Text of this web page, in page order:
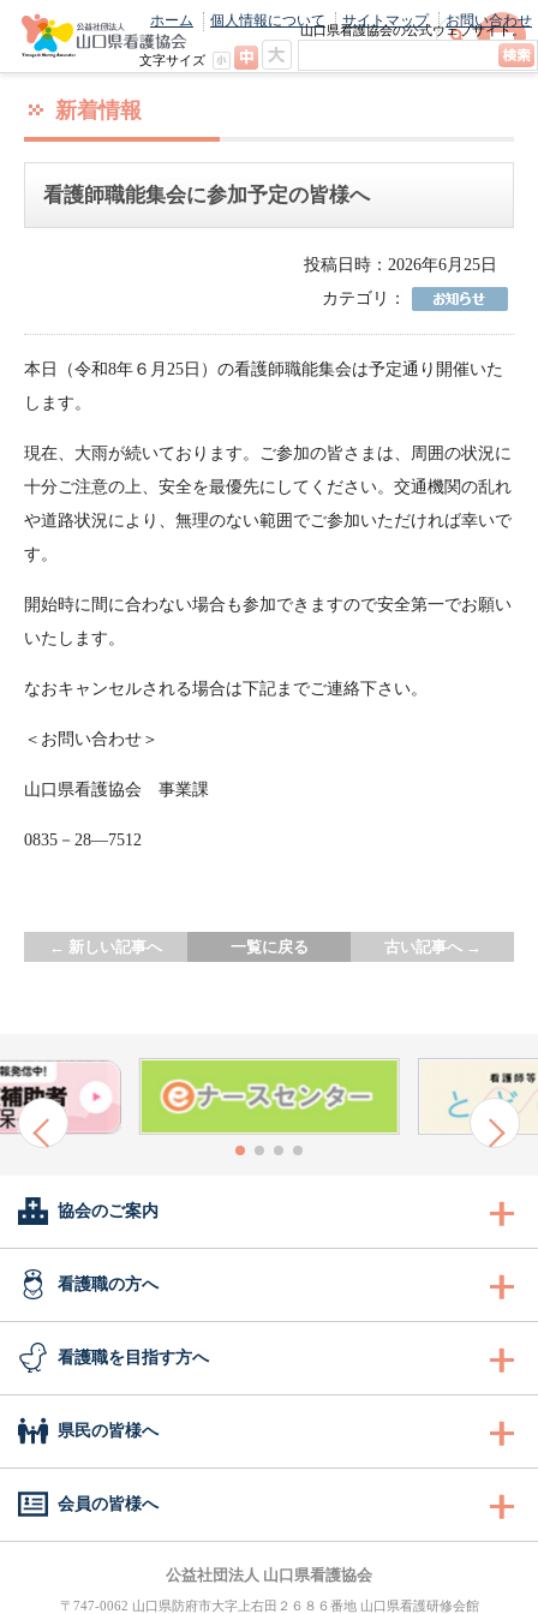
山口県看護協会の公式ウェブサイト。
最新のニュースやお知らせをいち早くお
ホーム 個人情報について サイトマップ お問い合わせ
文字サイズ
新着情報
看護師職能集会に参加予定の皆様へ
投稿日時：2026年6月25日
カテゴリ：
本日（令和8年６月25日）の看護師職能集会は予定通り開催いた
します。
現在、大雨が続いております。ご参加の皆さまは、周囲の状況に
十分ご注意の上、安全を最優先にしてください。交通機関の乱れ
や道路状況により、無理のない範囲でご参加いただければ幸いで
す。
開始時に間に合わない場合も参加できますので安全第一でお願い
いたします。
なおキャンセルされる場合は下記までご連絡下さい。
＜お問い合わせ＞
山口県看護協会 事業課
0835－28―7512
← 新しい記事へ 一覧に戻る 古い記事へ →
協会のご案内
会長あいさつ
協会概要
沿革
委員会活動
会報誌「きらめき」
看護職の方へ
看護職の方へ
認定看護管理者教育課程
看護職を目指す方へ
看護職を目指す方へ
1日ナース体験
看護の魅力発見
県民の皆様へ
県民の皆様へ
会員の皆様へ
（会員専用WEBサイト）
公益社団法人 山口県看護協会
〒747-0062 山口県防府市大字上右田２６８６番地 山口県看護研修会館